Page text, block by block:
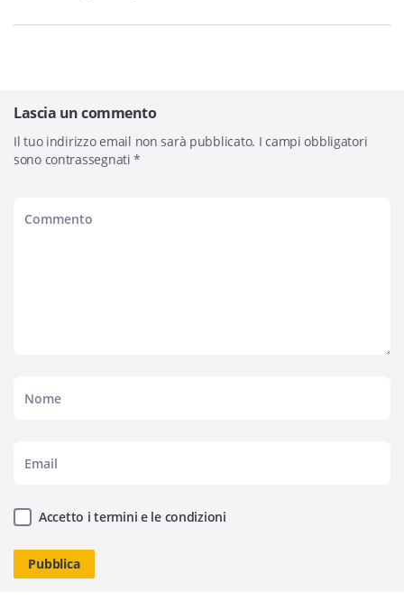
Lascia un commento
Il tuo indirizzo email non sarà pubblicato. I campi obbligatori
sono contrassegnati*
Accetto i termini e le condizioni